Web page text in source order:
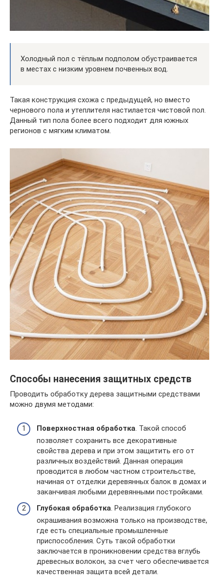
Холодный пол с тёплым подполом обустраивается
в местах с низким уровнем почвенных вод.
Такая конструкция схожа с предыдущей, но вместо
чернового пола и утеплителя настилается чистовой пол.
Данный тип пола более всего подходит для южных
регионов с мягким климатом.
Способы нанесения защитных средств
Проводить обработку дерева защитными средствами
можно двумя методами:
Поверхностная обработка . Такой способ
позволяет сохранить все декоративные
свойства дерева и при этом защитить его от
различных воздействий. Данная операция
проводится в любом частном строительстве,
начиная от отделки деревянных балок в домах и
заканчивая любыми деревянными постройками.
Глубокая обработка. Реализация глубокого
окрашивания возможна только на производстве,
где есть специальные промышленные
приспособления. Суть такой обработки
заключается в проникновении средства вглубь
древесных волокон, за счет чего обеспечивается
качественная защита всей детали.